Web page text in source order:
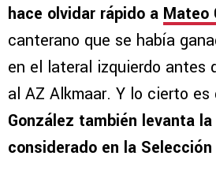
hace olvidar rápido a Mateo
canterano que se había
en el lateral izquierdo antes
al AZ Alkmaar. Y lo cierto es
González también levanta
considerado en la